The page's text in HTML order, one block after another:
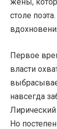
столе
Первое
власти
навсегда
Лирический
Но